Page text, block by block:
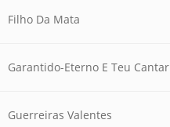
Filho Da Mata
Garantido-Eterno E Teu Cantar
Guerreiras Valentes